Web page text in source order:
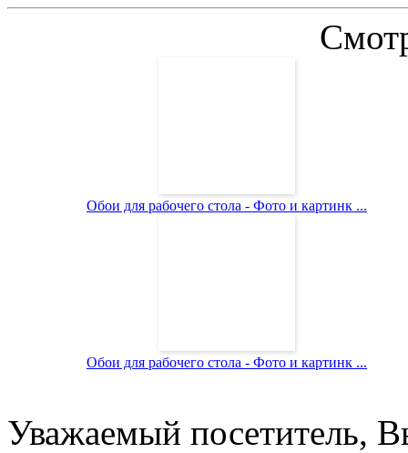
Обои для рабочего стола - Фото и картинк ...
Обои для рабочего стола - Фото и картинк ...
Уважаемый посетитель,